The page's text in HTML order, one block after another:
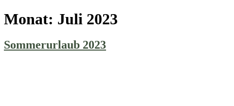
Monat: Juli 2023
Sommerurlaub 2023